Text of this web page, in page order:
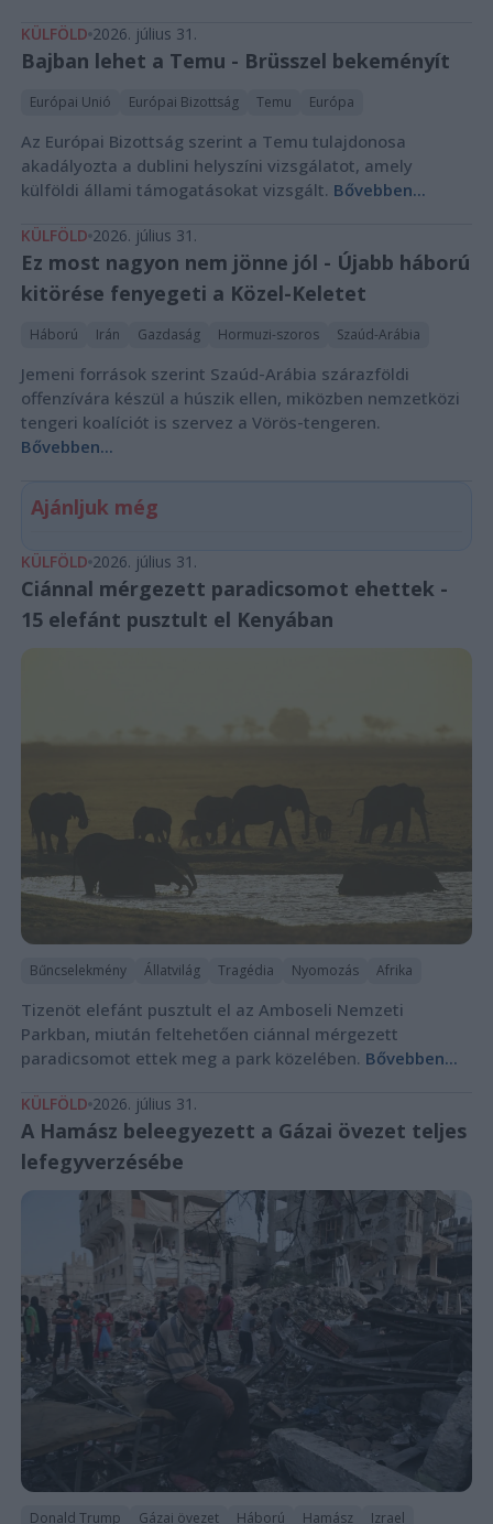
KÜLFÖLD 2026. július 31.
Bajban lehet a Temu - Brüsszel bekeményít
Európai Unió Európai Bizottság Temu Európa
Az Európai Bizottság szerint a Temu tulajdonosa
akadályozta a dublini helyszíni vizsgálatot, amely
külföldi állami támogatásokat vizsgált. Bővebben...
KÜLFÖLD 2026. július 31.
Ez most nagyon nem jönne jól - Újabb háború
kitörése fenyegeti a Közel-Keletet
Háború Irán Gazdaság Hormuzi-szoros Szaúd-Arábia
Jemeni források szerint Szaúd-Arábia szárazföldi
offenzívára készül a húszik ellen, miközben nemzetközi
tengeri koalíciót is szervez a Vörös-tengeren.
Bővebben...
Ajánljuk még
KÜLFÖLD 2026. július 31.
Ciánnal mérgezett paradicsomot ehettek -
15 elefánt pusztult el Kenyában
Bűncselekmény Állatvilág Tragédia Nyomozás Afrika
Tizenöt elefánt pusztult el az Amboseli Nemzeti
Parkban, miután feltehetően ciánnal mérgezett
paradicsomot ettek meg a park közelében. Bővebben...
KÜLFÖLD 2026. július 31.
A Hamász beleegyezett a Gázai övezet teljes
lefegyverzésébe
Donald Trump Gázai övezet Háború Hamász Izrael